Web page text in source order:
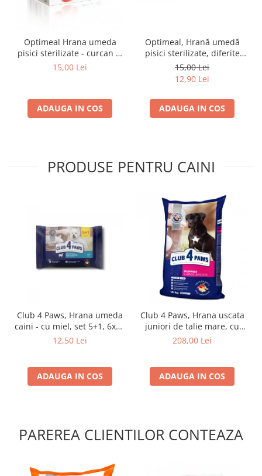
Optimeal Hrana umeda
pisici sterilizate - curcan si
pui in sos, set 3+1,
15,00 Lei
ADAUGA IN COS
Optimeal, Hrană umedă
pisici sterilizate, diferite
arome, (3+1), 0.34kg
15,00 Lei
12,90 Lei
ADAUGA IN COS
PRODUSE PENTRU CAINI
Club 4 Paws, Hrana umeda
caini - cu miel, set 5+1, 6x80
g
12,50 Lei
ADAUGA IN COS
Club 4 Paws, Hrana uscata
juniori de talie mare, cu
pui, 14kg
208,00 Lei
ADAUGA IN COS
PAREREA CLIENTILOR CONTEAZA